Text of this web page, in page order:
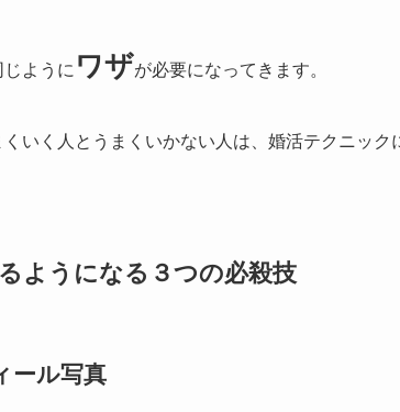
ように ワザが必要になってきます。
いく人とうまくいかない人は、婚活テクニック
ようになる３つの必殺技
ール写真